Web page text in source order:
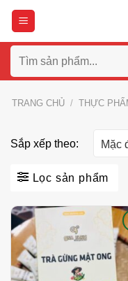
Bỏ
nội
dung
kiếm:
TRANG CHỦ / THỰC
Sắp xếp theo:
Lọc sản phẩm